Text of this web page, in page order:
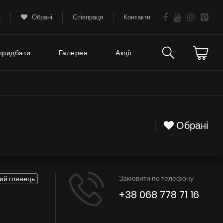
Обрані Співпраця Контакти
Технічна підтримка
Сервіс
Інструкції
Галерея Акції
Обрані
глянець
Замовити по телефону
+38 068 778 71 16